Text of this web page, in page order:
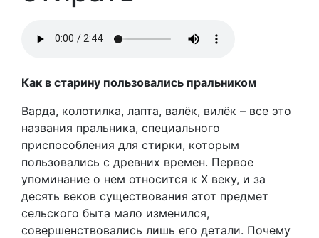
Как в старину пользовались пральником
Варда, колотилка, лапта, валёк, вилёк – все это
названия пральника, специального
приспособления для стирки, которым
пользовались с древних времен. Первое
упоминание о нем относится к Х веку, и за
десять веков существования этот предмет
сельского быта мало изменился,
совершенствовались лишь его детали. Почему